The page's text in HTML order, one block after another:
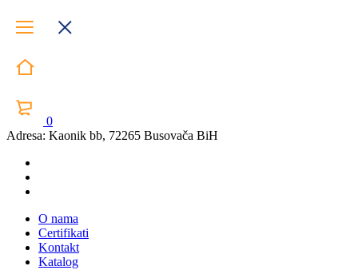
0
Adresa: Kaonik bb, 72265 Busovača BiH
O nama
Certifikati
Kontakt
Katalog